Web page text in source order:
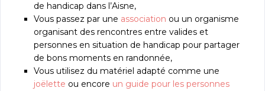
de handicap dans l’Aisne,
Vous passez par une association ou un organisme
organisant des rencontres entre valides et
personnes en situation de handicap pour partager
de bons moments en randonnée,
Vous utilisez du matériel adapté comme une
joëlette ou encore un guide pour les personnes